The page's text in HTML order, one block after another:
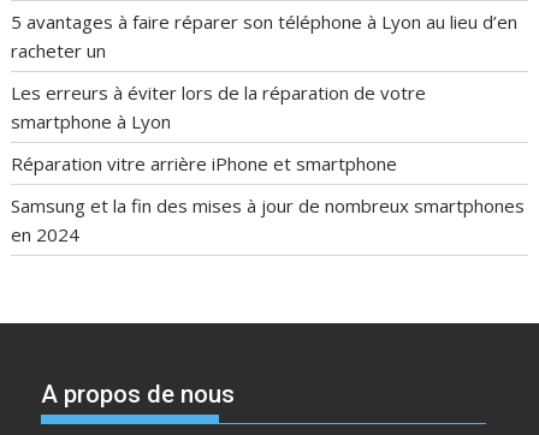
5 avantages à faire réparer son téléphone à Lyon au lieu d’en
racheter un
Les erreurs à éviter lors de la réparation de votre
smartphone à Lyon
Réparation vitre arrière iPhone et smartphone
Samsung et la fin des mises à jour de nombreux smartphones
en 2024
A propos de nous